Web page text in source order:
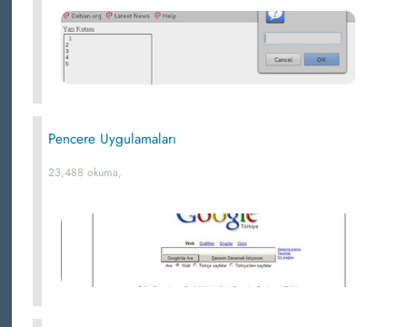
Pencere Uygulamaları
23,488 okuma,